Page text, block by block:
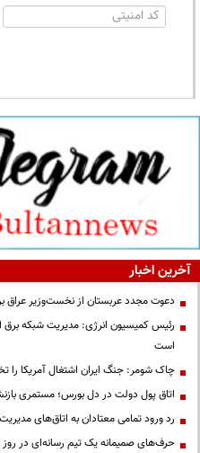
آخرین اخبار
دعوت مجدد عربستان از نخست‌وزیر عراق
رئیس کمیسیون انرژی: مدیریت شبکه
است
چاک شومر: جنگ ایران اشتغال آمریکا را
اتاق پول دولت در دل بورس؛ مستمری
رد ورود تمامی معتادان به اتاق‌های
حرف‌های صمیمانه یک تیم رسانه‌ای در